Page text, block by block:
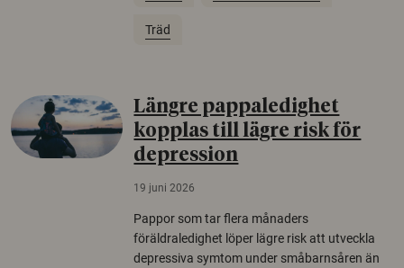
Träd
Längre pappaledighet
kopplas till lägre risk för
depression
19 juni 2026
Pappor som tar flera månaders
föräldraledighet löper lägre risk att utveckla
depressiva symtom under småbarnsåren än